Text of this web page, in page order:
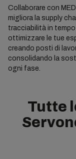
Collaborare con
migliora la supply
tracciabilità in
ottimizzare le tue
creando posti di
consolidando la
ogni fase.
Tutte